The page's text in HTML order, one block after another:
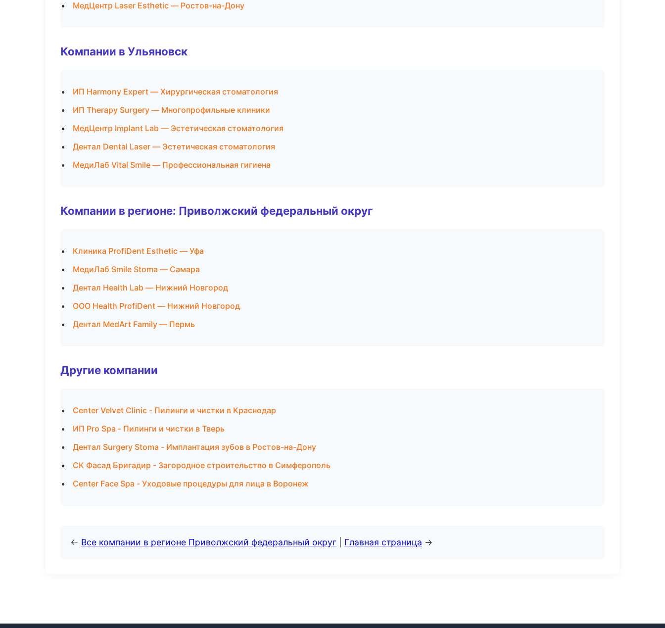
МедЦентр Laser Esthetic — Ростов-на-Дону
Компании в Ульяновск
ИП Harmony Expert — Хирургическая стоматология
ИП Therapy Surgery — Многопрофильные клиники
МедЦентр Implant Lab — Эстетическая стоматология
Дентал Dental Laser — Эстетическая стоматология
МедиЛаб Vital Smile — Профессиональная гигиена
Компании в регионе: Приволжский федеральный округ
Клиника ProfiDent Esthetic — Уфа
МедиЛаб Smile Stoma — Самара
Дентал Health Lab — Нижний Новгород
ООО Health ProfiDent — Нижний Новгород
Дентал MedArt Family — Пермь
Другие компании
Center Velvet Clinic - Пилинги и чистки в Краснодар
ИП Pro Spa - Пилинги и чистки в Тверь
Дентал Surgery Stoma - Имплантация зубов в Ростов-на-Дону
СК Фасад Бригадир - Загородное строительство в Симферополь
Center Face Spa - Уходовые процедуры для лица в Воронеж
← Все компании в регионе Приволжский федеральный округ Главная страница →